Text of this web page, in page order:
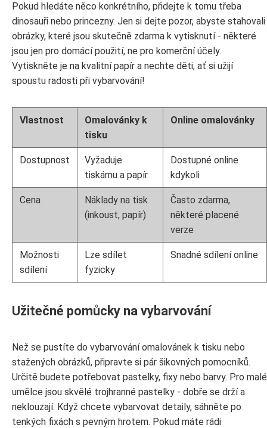
Pokud hledáte něco konkrétního, přidejte k tomu třeba
dinosauři nebo princezny. Jen si dejte pozor, abyste stahovali
obrázky, které jsou skutečně zdarma k vytisknutí - některé
jsou jen pro domácí použití, ne pro komerční účely.
Vytiskněte je na kvalitní papír a nechte děti, ať si užijí
spoustu radosti při vybarvování!
Vlastnost
Omalovánky k
tisku
Online omalovánky
Dostupnost
Vyžaduje
tiskárnu a papír
Dostupné online
kdykoli
Cena
Náklady na tisk
(inkoust, papír)
Často zdarma,
některé placené
verze
Možnosti
sdílení
Lze sdílet
fyzicky
Snadné sdílení online
Užitečné pomůcky na vybarvování
Než se pustíte do vybarvování omalovánek k tisku nebo
stažených obrázků, připravte si pár šikovných pomocníků.
Určitě budete potřebovat pastelky, fixy nebo barvy. Pro malé
umělce jsou skvělé trojhranné pastelky - dobře se drží a
neklouzají. Když chcete vybarvovat detaily, sáhněte po
tenkých fixách s pevným hrotem. Pokud máte rádi